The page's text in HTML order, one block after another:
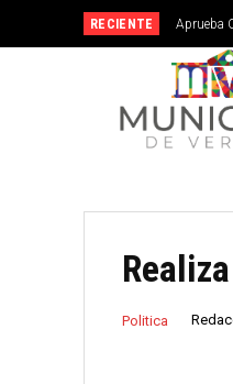
RECIENTE Aprueba
Politica